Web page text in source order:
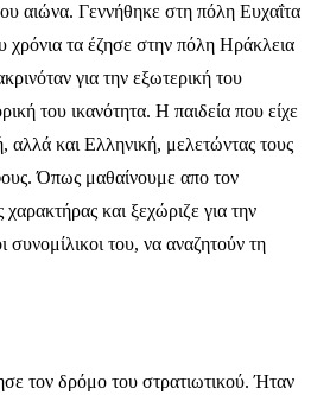
αιώνα. Γεννήθηκε στη πόλη Ευχαΐτα
χρόνια τα έζησε στην πόλη Ηράκλεια
για την εξωτερική του
του ικανότητα. Η παιδεία που είχε
αλλά και Ελληνική, μελετώντας τους
Όπως μαθαίνουμε απο τον
και ξεχώριζε για την
του, να αναζητούν τη
τον δρόμο του στρατιωτικού. Ήταν